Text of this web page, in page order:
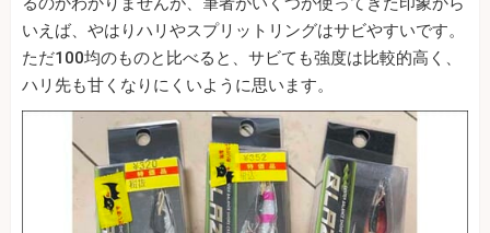
いえば、やはりハリやスプリットリングはサビやすいです。
ただ100均のものと比べると、サビても強度は比較的高く、
ハリ先も甘くなりにくいように思います。